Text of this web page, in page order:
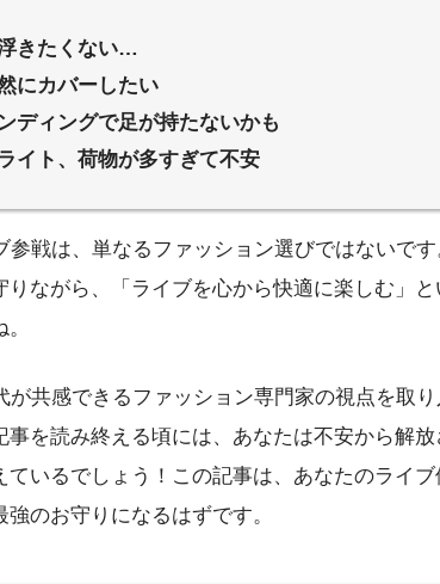
きたくない…
にカバーしたい
ディングで足が持たないかも
イト、荷物が多すぎて不安
参戦は、単なるファッション選びではないで
りながら、「ライブを心から快適に楽しむ」
が共感できるファッション専門家の視点を取
事を読み終える頃には、あなたは不安から解
ているでしょう！この記事は、あなたのライ
のお守りになるはずです。